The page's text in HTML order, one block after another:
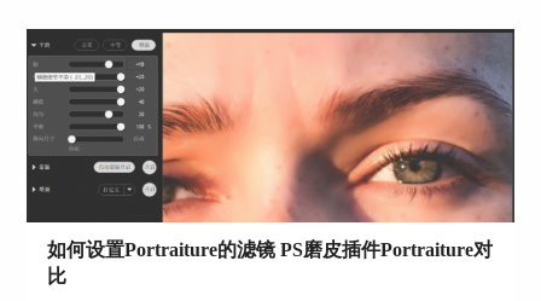
图3：Portraiture
功能上，Portraiture可针对皮肤瑕疵范围、
平滑程度（轻度、中度、重度）可针对瑕疵范围由
小到大进行定制化处理。比如，肤质比较好，瑕疵
如何设置Portraiture的滤镜 PS磨皮插件Portraiture对
比